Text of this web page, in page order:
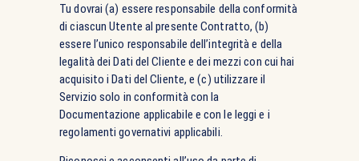
Tu dovrai (a) essere responsabile della conformità
di ciascun Utente al presente Contratto, (b)
essere l’unico responsabile dell’integrità e della
legalità dei Dati del Cliente e dei mezzi con cui hai
acquisito i Dati del Cliente, e (c) utilizzare il
Servizio solo in conformità con la
Documentazione applicabile e con le leggi e i
regolamenti governativi applicabili.